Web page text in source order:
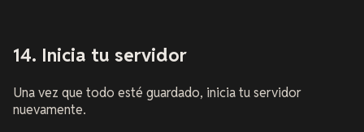
14. Inicia tu servidor
Una vez que todo esté guardado, inicia tu servidor
nuevamente.